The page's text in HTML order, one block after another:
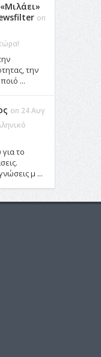
on
την
...
on 24 Αυγ
το
μ ...